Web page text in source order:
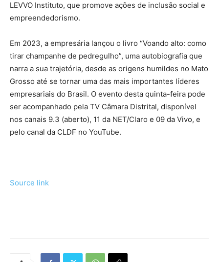
LEVVO Instituto, que promove ações de inclusão social e
empreendedorismo.
Em 2023, a empresária lançou o livro “Voando alto: como
tirar champanhe de pedregulho”, uma autobiografia que
narra a sua trajetória, desde as origens humildes no Mato
Grosso até se tornar uma das mais importantes líderes
empresariais do Brasil. O evento desta quinta-feira pode
ser acompanhado pela TV Câmara Distrital, disponível
nos canais 9.3 (aberto), 11 da NET/Claro e 09 da Vivo, e
pelo canal da CLDF no YouTube.
Source link